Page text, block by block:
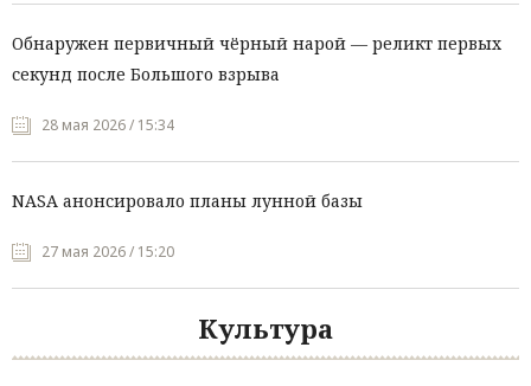
Обнаружен первичный чёрный нарой — реликт первых
секунд после Большого взрыва
28 мая 2026 / 15:34
NASA анонсировало планы лунной базы
27 мая 2026 / 15:20
Культура